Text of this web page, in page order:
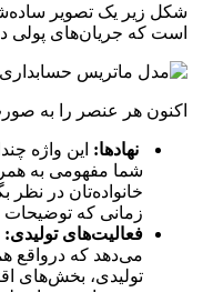
شکل زیر یک تصویر
است که جریان‌های پولی
اکنون هر عنصر را به
نهادها: این واژه
شما مفهومی به
خانواده‌تان در نظر
زمانی که توضیحات
فعالیت‌های تولیدی:
می‌دهد که درواقع
تولیدی، بخش‌های